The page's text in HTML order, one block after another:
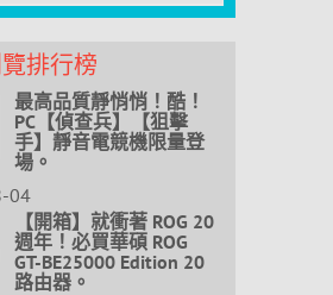
排行榜
最高品質靜悄悄！酷！
PC【偵查兵】【狙擊
手】靜音電競機限量登
場。
04
【開箱】就衝著 ROG 20
週年！必買華碩 ROG
GT-BE25000 Edition 20
路由器。